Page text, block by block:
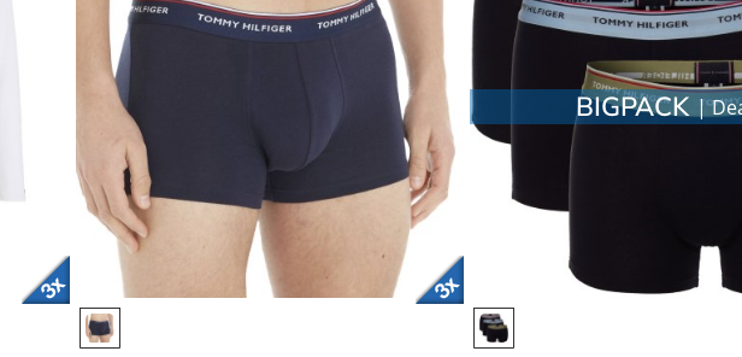
BIGPACK|